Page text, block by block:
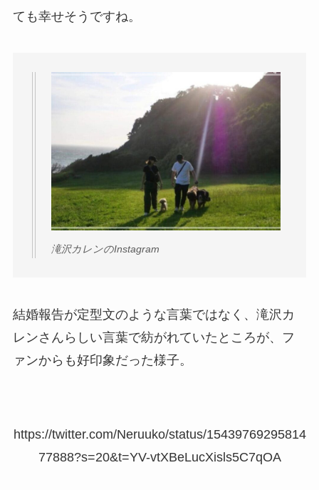
ても幸せそうですね。
滝沢カレンのInstagram
結婚報告が定型文のような言葉ではなく、滝沢カ
レンさんらしい言葉で紡がれていたところが、フ
ァンからも好印象だった様子。
https://twitter.com/Neruuko/status/15439769295814
77888?s=20&t=YV-vtXBeLucXisls5C7qOA